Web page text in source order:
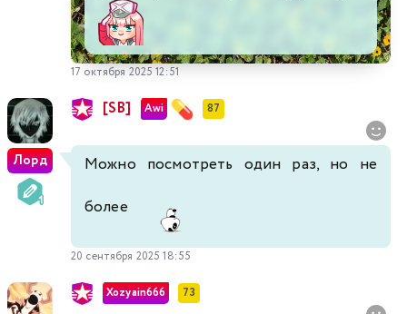
17 октября 2025 12:51
Лорд
[SB] Awi 87
Можно посмотреть один раз, но не
более
20 сентября 2025 18:55
Xozyain666 73